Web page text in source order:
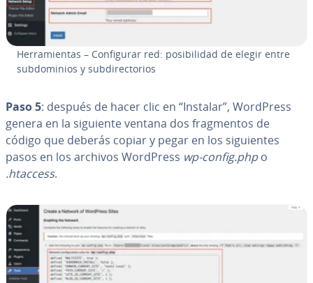
He­rra­mie­n­tas – Co­n­fi­gu­rar red: po­si­bi­li­dad de elegir entre
su­b­do­mi­nios y su­b­di­re­c­to­rios
Paso 5: después de hacer clic en “Instalar”, WordPress
genera en la siguiente ventana dos fra­g­me­n­tos de
código que deberás copiar y pegar en los si­guie­n­tes
pasos en los archivos WordPress wp-config.phpo
.htaccess.